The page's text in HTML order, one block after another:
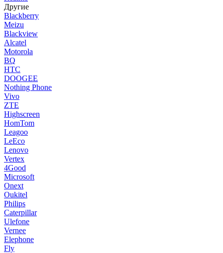
Другие
Blackberry
Meizu
Blackview
Alcatel
Motorola
BQ
HTC
DOOGEE
Nothing Phone
Vivo
ZTE
Highscreen
HomTom
Leagoo
LeEco
Lenovo
Vertex
4Good
Microsoft
Onext
Oukitel
Philips
Caterpillar
Ulefone
Vernee
Elephone
Fly